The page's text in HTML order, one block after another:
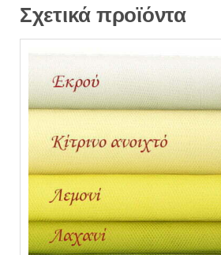
Σχετικά προϊόντα